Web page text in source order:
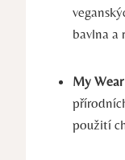
bavlna a
My
použití